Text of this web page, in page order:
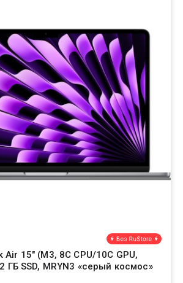
15" (M3, 8C CPU/10C GPU,
ГБ SSD, MRYN3 «серый космос»